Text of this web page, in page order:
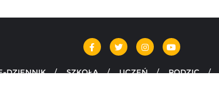
DZIENNIK SZKOŁA UCZEŃ RODZIC